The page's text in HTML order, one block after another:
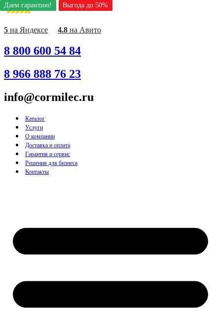
Перейти
к
содержимому
5 на Яндексе 4.8 на Авито
8 800 600 54 84
8 966 888 76 23
info@cormilec.ru
Каталог
Услуги
О компании
Доставка и оплата
Гарантия и сервис
Решения для бизнеса
Контакты
Даем гарантию! Выгода до 50%
Даем гарантию! Выгода до 50%
Даем гарантию! Выгода до 50%
Даем гарантию! Выгода до 50%
Даем гарантию! Выгода до 50%
Даем гарантию! Выгода до 50%
Даем гарантию! Выгода до 50%